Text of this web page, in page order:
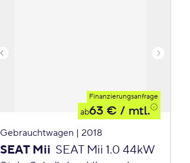
Finanzierungsanfrage
ab63 € / mtl.
Gebrauchtwagen | 2018
SEAT Mii SEAT Mii 1.0 44kW